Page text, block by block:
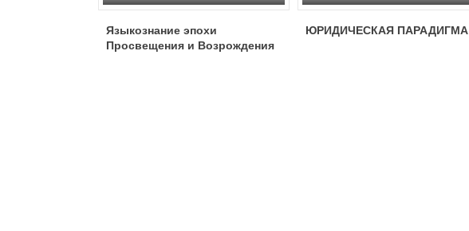
Языкознание эпохи
Просвещения и Возрождения
ЮРИДИЧЕСКАЯ ПАРАДИГМА